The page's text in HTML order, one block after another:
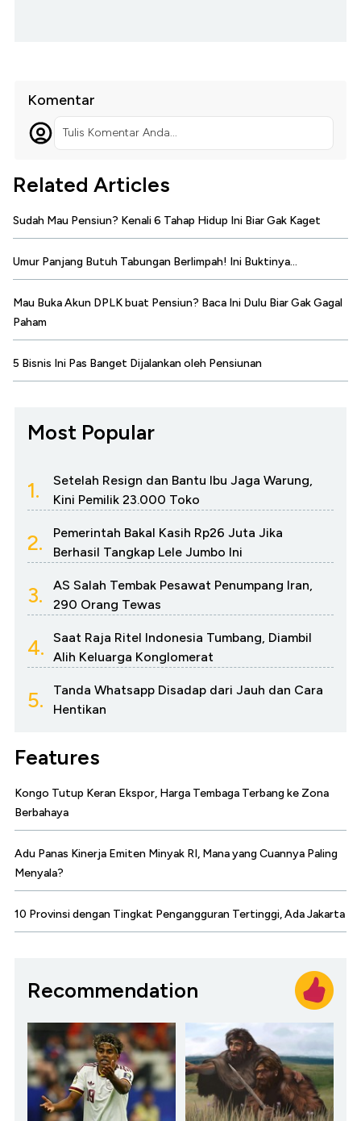
Komentar
Tulis Komentar Anda...
Related Articles
Sudah Mau Pensiun? Kenali 6 Tahap Hidup Ini Biar Gak Kaget
Umur Panjang Butuh Tabungan Berlimpah! Ini Buktinya...
Mau Buka Akun DPLK buat Pensiun? Baca Ini Dulu Biar Gak Gagal
Paham
5 Bisnis Ini Pas Banget Dijalankan oleh Pensiunan
Most Popular
1.
Setelah Resign dan Bantu Ibu Jaga Warung,
Kini Pemilik 23.000 Toko
2.
Pemerintah Bakal Kasih Rp26 Juta Jika
Berhasil Tangkap Lele Jumbo Ini
3.
AS Salah Tembak Pesawat Penumpang Iran,
290 Orang Tewas
4.
Saat Raja Ritel Indonesia Tumbang, Diambil
Alih Keluarga Konglomerat
5.
Tanda Whatsapp Disadap dari Jauh dan Cara
Hentikan
Features
Kongo Tutup Keran Ekspor, Harga Tembaga Terbang ke Zona
Berbahaya
Adu Panas Kinerja Emiten Minyak RI, Mana yang Cuannya Paling
Menyala?
10 Provinsi dengan Tingkat Pengangguran Tertinggi, Ada Jakarta
Recommendation